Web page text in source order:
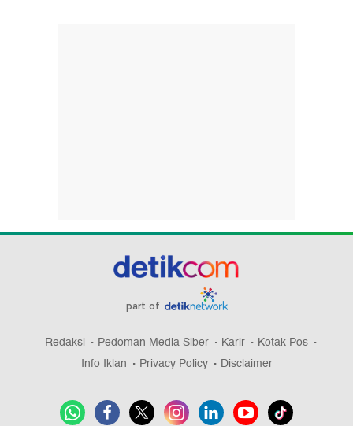
part of
Redaksi Pedoman Media Siber Karir
Kotak Pos
Info Iklan
Privacy Policy Disclaimer